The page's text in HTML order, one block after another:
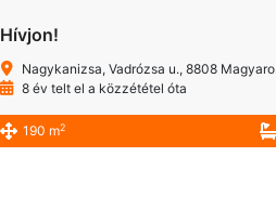
Hívjon!
Nagykanizsa, Vadrózsa u., 8808 Magyarország
8 év telt el a közzététel óta
190 m2